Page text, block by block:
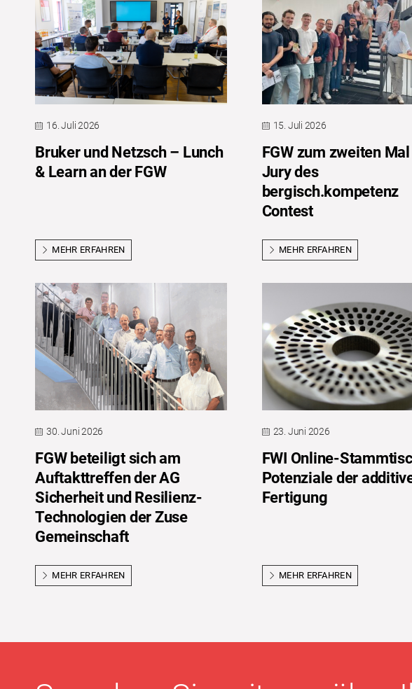
16. Juli 2026
Bruker und Netzsch – Lunch
& Learn an der FGW
MEHR ERFAHREN
15. Juli 2026
FGW zum zweiten
Jury des
bergisch.kompetenz
Contest
MEHR ERFAHREN
30. Juni 2026
FGW beteiligt sich am
Auftakttreffen der AG
Sicherheit und Resilienz-
Technologien der Zuse
Gemeinschaft
MEHR ERFAHREN
23. Juni 2026
FWI Online-
Potenziale der
Fertigung
MEHR ERFAHREN